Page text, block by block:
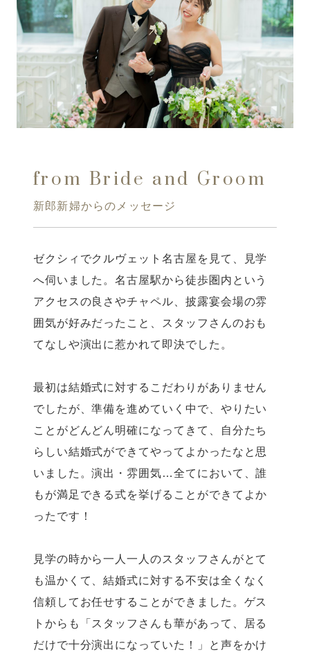
from Bride and Groom
新郎新婦からのメッセージ
ゼクシィでクルヴェット名古屋を見て、見学
へ伺いました。名古屋駅から徒歩圏内という
アクセスの良さやチャペル、披露宴会場の雰
囲気が好みだったこと、スタッフさんのおも
てなしや演出に惹かれて即決でした。
最初は結婚式に対するこだわりがありません
でしたが、準備を進めていく中で、やりたい
ことがどんどん明確になってきて、自分たち
らしい結婚式ができてやってよかったなと思
いました。演出・雰囲気…全てにおいて、誰
もが満足できる式を挙げることができてよか
ったです！
見学の時から一人一人のスタッフさんがとて
も温かくて、結婚式に対する不安は全くなく
信頼してお任せすることができました。ゲス
トからも「スタッフさんも華があって、居る
だけで十分演出になっていた！」と声をかけ